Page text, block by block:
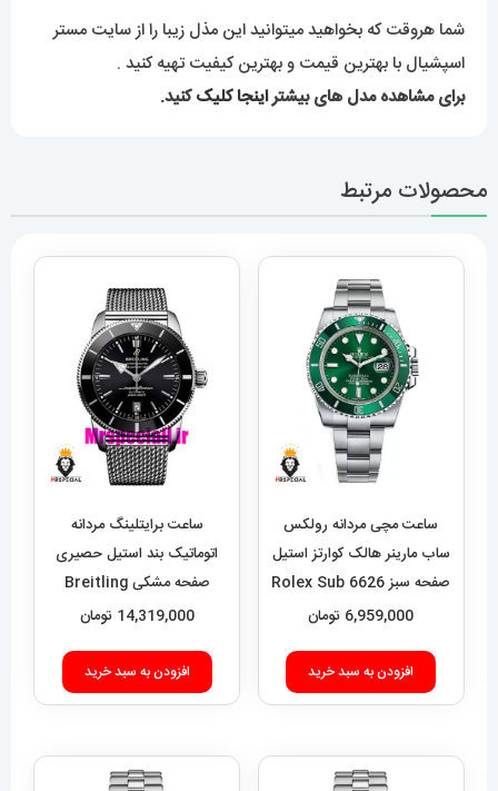
شما هروقت که بخواهید میتوانید این مذل زیبا را از سایت مستر
اسپشیال با بهترین قیمت و بهترین کیفیت تهیه کنید .
برای مشاهده مدل های بیشتراینجا کلیککنید.
محصولات مرتبط
ساعت مچی مردانه رولکس
ساب مارینر هالک کوارتز استیل
صفحه سبز 6626 Rolex Sub
mariner hulk
6,959,000 تومان
افزودن به سبد خرید
ساعت برایتلینگ مردانه
اتوماتیک بند استیل حصیری
صفحه مشکی Breitling
Super Ocean 020955
14,319,000 تومان
افزودن به سبد خرید